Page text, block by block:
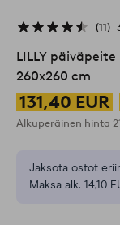
11
LILLY
260x260 cm
131,40 EUR
Alkuperäinen hinta
Jaksota ostot
Maksa alk. 14,10